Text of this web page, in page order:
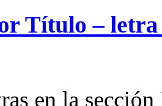
Título –
en la